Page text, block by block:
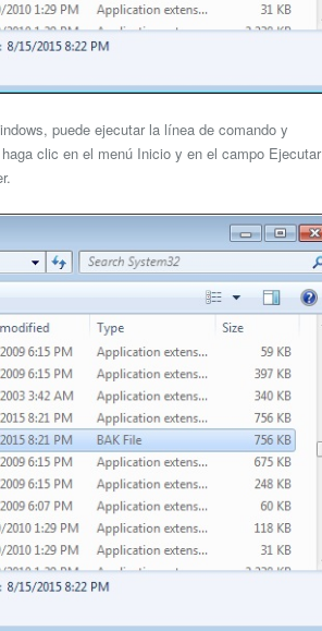
puede ejecutar la línea de comando y
clic en el menú Inicio y en el campo Ejecutar